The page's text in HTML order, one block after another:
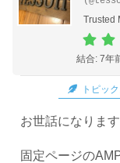
Trusted
結合: 7年
トピッ
お世話になります
固定ページの